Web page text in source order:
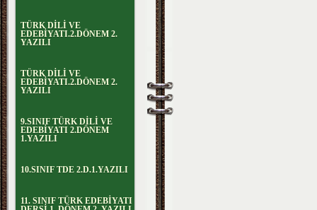
TÜRK DİLİ VE
EDEBİYATI.2.DÖNEM 2.
YAZILI
TÜRK DİLİ VE
EDEBİYATI.2.DÖNEM 2.
YAZILI
9.SINIF TÜRK DİLİ VE
EDEBİYATI 2.DÖNEM
1.YAZILI
10.SINIF TDE 2.D.1.YAZILI
11. SINIF TÜRK EDEBİYATI